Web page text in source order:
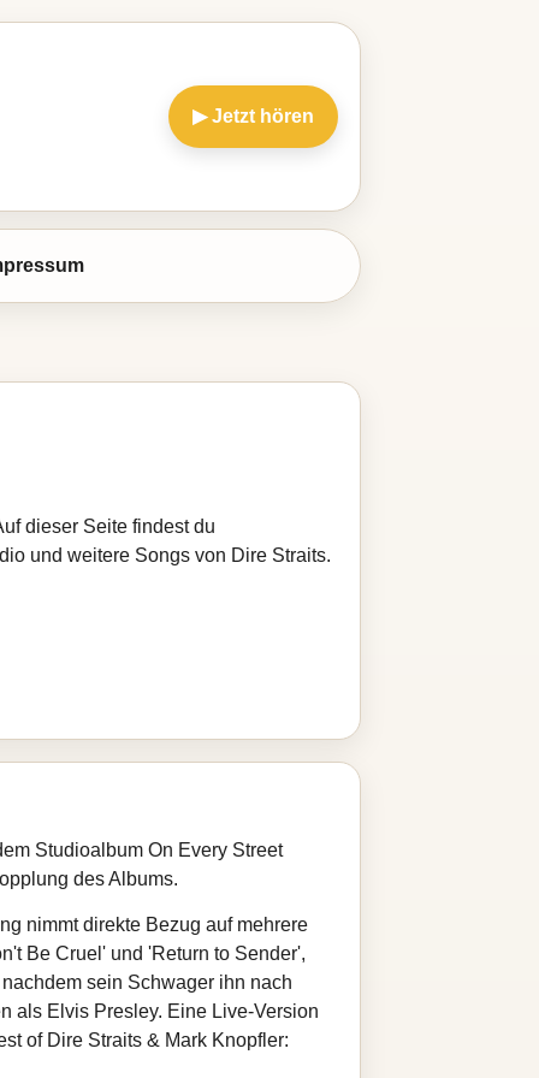
▶ Jetzt hören
dieser Seite findest du
und weitere Songs von Dire Straits.
Studioalbum On Every Street
des Albums.
nimmt direkte Bezug auf mehrere
Be Cruel' und 'Return to Sender',
sein Schwager ihn nach
als Elvis Presley. Eine Live-Version
of Dire Straits & Mark Knopfler: